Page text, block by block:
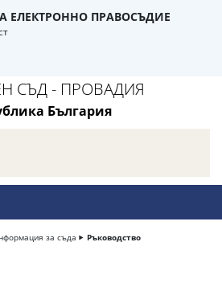
ЕЛЕКТРОННО ПРАВОСЪДИЕ
СЪД - ПРОВАДИЯ
България
за съда Ръководство